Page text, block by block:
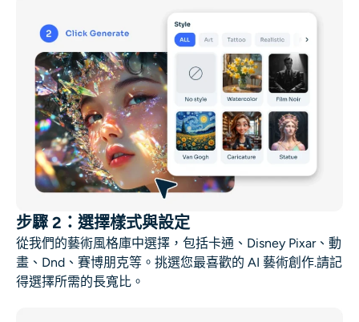
步驟 2：選擇樣式與設定
從我們的藝術風格庫中選擇，包括卡通、Disney Pixar、動
畫、Dnd、賽博朋克等。挑選您最喜歡的 AI 藝術創作.請記
得選擇所需的長寬比。